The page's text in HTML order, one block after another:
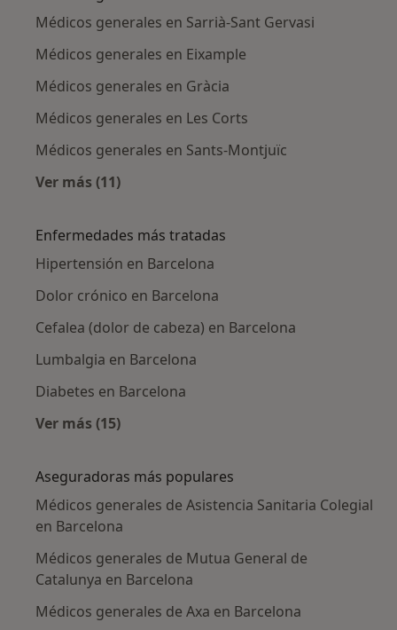
Médicos generales en Sarrià-Sant Gervasi
Médicos generales en Eixample
Médicos generales en Gràcia
Médicos generales en Les Corts
Médicos generales en Sants-Montjuïc
Ver más (11)
Enfermedades más tratadas
Hipertensión en Barcelona
Dolor crónico en Barcelona
Cefalea (dolor de cabeza) en Barcelona
Lumbalgia en Barcelona
Diabetes en Barcelona
Ver más (15)
Aseguradoras más populares
Médicos generales de Asistencia Sanitaria Colegial
en Barcelona
Médicos generales de Mutua General de
Catalunya en Barcelona
Médicos generales de Axa en Barcelona